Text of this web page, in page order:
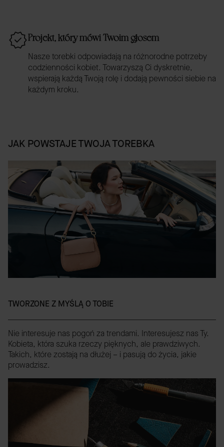
Projekt, który mówi Twoim głosem
Nasze torebki odpowiadają na różnorodne potrzeby
codzienności kobiet. Towarzyszą Ci dyskretnie,
wspierają każdą Twoją rolę i dodają pewności siebie na
każdym kroku.
JAK POWSTAJE TWOJA TOREBKA
TWORZONE Z MYŚLĄ O TOBIE
Nie interesuje nas pogoń za trendami. Interesujesz nas Ty.
Kobieta, która szuka rzeczy pięknych, ale prawdziwych.
Takich, które zostają na dłużej – i pasują do życia, jakie
prowadzisz.